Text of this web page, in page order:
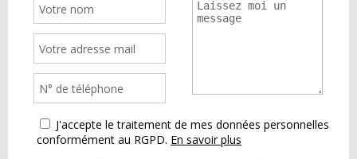
J'accepte le traitement de mes données personnelles
conformément au RGPD. En savoir plus